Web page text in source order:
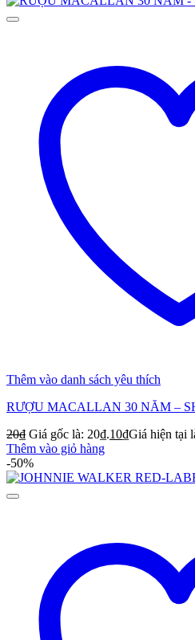
Thêm vào danh sách yêu thích
RƯỢU MACALLAN 30 NĂM –
20₫ Giá gốc là: 20₫.10₫Giá hiện tại
Thêm vào giỏ hàng
-50%